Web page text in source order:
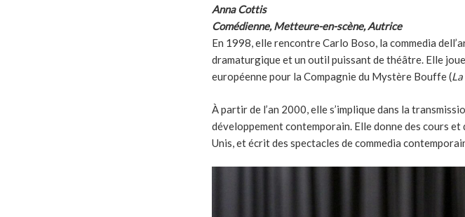
Anna Cottis
Comédienne, Metteure-en-scène, Autrice
En 1998, elle rencontre Carlo Boso, la commedia
dramaturgique et un outil puissant de théâtre. Elle
européenne pour la Compagnie du Mystère Bouffe (
À partir de l’an 2000, elle s’implique dans la
développement contemporain. Elle donne des cours
Unis, et écrit des spectacles de commedia